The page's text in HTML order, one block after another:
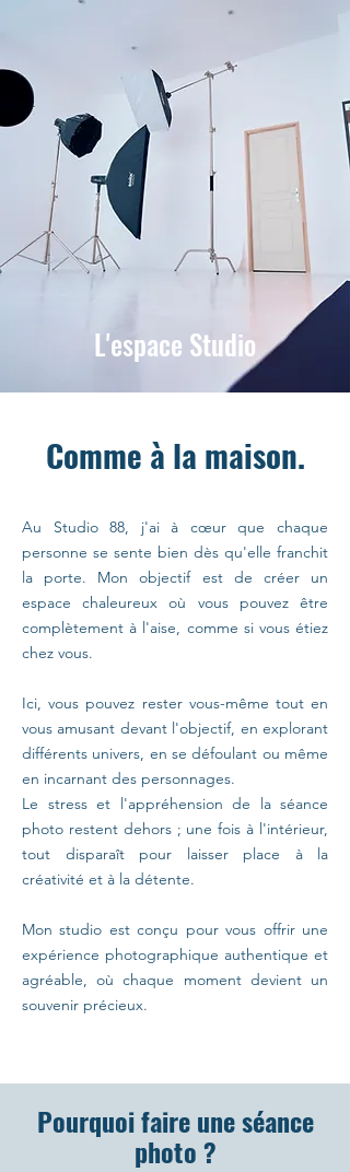
L'espace Studio
Comme à la maison.
Au Studio 88, j'ai à cœur que chaque
personne se sente bien dès qu'elle franchit
la porte. Mon objectif est de créer un
espace chaleureux où vous pouvez être
complètement à l'aise, comme si vous étiez
chez vous.
Ici, vous pouvez rester vous-même tout en
vous amusant devant l'objectif, en explorant
différents univers, en se défoulant ou même
en incarnant des personnages.
Le stress et l'appréhension de la séance
photo restent dehors ; une fois à l'intérieur,
tout disparaît pour laisser place à la
créativité et à la détente.
Mon studio est conçu pour vous offrir une
expérience photographique authentique et
agréable, où chaque moment devient un
souvenir précieux.
Pourquoi faire une séance
photo ?